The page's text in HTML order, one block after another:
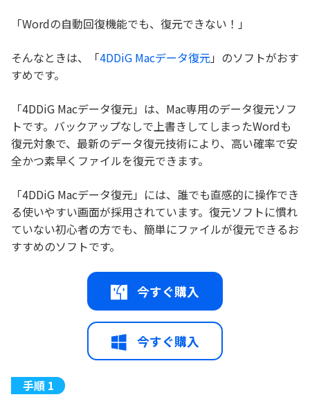
「Wordの自動回復機能でも、復元できない！」
そんなときは、「4DDiG Macデータ復元」のソフトがおす
すめです。
「4DDiG Macデータ復元」は、Mac専用のデータ復元ソフ
トです。バックアップなしで上書きしてしまったWordも
復元対象で、最新のデータ復元技術により、高い確率で安
全かつ素早くファイルを復元できます。
「4DDiG Macデータ復元」には、誰でも直感的に操作でき
る使いやすい画面が採用されています。復元ソフトに慣れ
ていない初心者の方でも、簡単にファイルが復元できるお
すすめのソフトです。
今すぐ購入
今すぐ購入